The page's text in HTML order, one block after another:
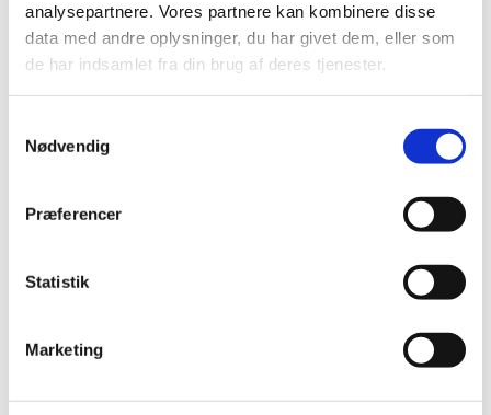
analysepartnere. Vores partnere kan kombinere disse
data med andre oplysninger, du har givet dem, eller som
de har indsamlet fra din brug af deres tjenester.
Nødvendig
Præferencer
Statistik
Marketing
kirkekontoret senest torsdag den 7. juni før kl. 17.
folk med handicap/kørestolsbrugere at kunne
eller at man er under ledsagelse af en hjælper.